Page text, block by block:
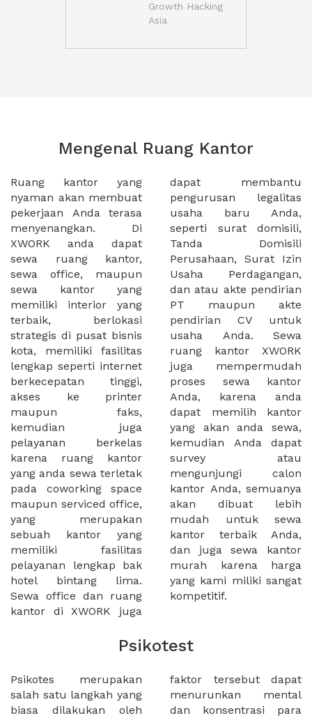
Growth Hacking
Asia
Mengenal Ruang Kantor
Ruang kantor yang
nyaman akan membuat
pekerjaan Anda terasa
menyenangkan. Di
XWORK anda dapat
sewa ruang kantor,
sewa office, maupun
sewa kantor yang
memiliki interior yang
terbaik, berlokasi
strategis di pusat bisnis
kota, memiliki fasilitas
lengkap seperti internet
berkecepatan tinggi,
akses ke printer
maupun faks,
kemudian juga
pelayanan berkelas
karena ruang kantor
yang anda sewa terletak
pada coworking space
maupun serviced office,
yang merupakan
sebuah kantor yang
memiliki fasilitas
pelayanan lengkap bak
hotel bintang lima.
Sewa office dan ruang
kantor di XWORK juga
dapat membantu
pengurusan legalitas
usaha baru Anda,
seperti surat domisili,
Tanda Domisili
Perusahaan, Surat Izin
Usaha Perdagangan,
dan atau akte pendirian
PT maupun akte
pendirian CV untuk
usaha Anda. Sewa
ruang kantor XWORK
juga mempermudah
proses sewa kantor
Anda, karena anda
dapat memilih kantor
yang akan anda sewa,
kemudian Anda dapat
survey atau
mengunjungi calon
kantor Anda, semuanya
akan dibuat lebih
mudah untuk sewa
kantor terbaik Anda,
dan juga sewa kantor
murah karena harga
yang kami miliki sangat
kompetitif.
Psikotest
Psikotes merupakan
salah satu langkah yang
biasa dilakukan oleh
faktor tersebut dapat
menurunkan mental
dan konsentrasi para